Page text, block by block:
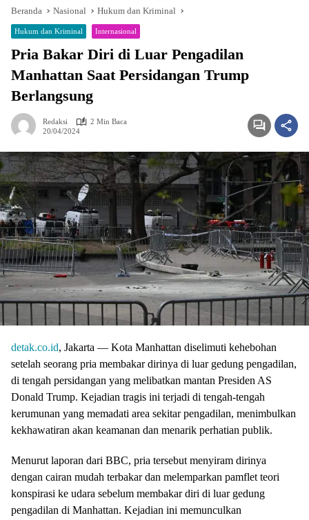
Beranda Nasional Hukum dan Kriminal
Hukum dan Kriminal Internasional
Pria Bakar Diri di Luar Pengadilan
Manhattan Saat Persidangan Trump
Berlangsung
Redaksi
2 Min Baca
20/04/2024
detak.co.id, Jakarta — Kota Manhattan diselimuti kehebohan
setelah seorang pria membakar dirinya di luar gedung pengadilan,
di tengah persidangan yang melibatkan mantan Presiden AS
Donald Trump. Kejadian tragis ini terjadi di tengah-tengah
kerumunan yang memadati area sekitar pengadilan, menimbulkan
kekhawatiran akan keamanan dan menarik perhatian publik.
Menurut laporan dari BBC, pria tersebut menyiram dirinya
dengan cairan mudah terbakar dan melemparkan pamflet teori
konspirasi ke udara sebelum membakar diri di luar gedung
pengadilan di Manhattan. Kejadian ini memunculkan